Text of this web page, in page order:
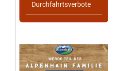
Durchfahrtsverbote